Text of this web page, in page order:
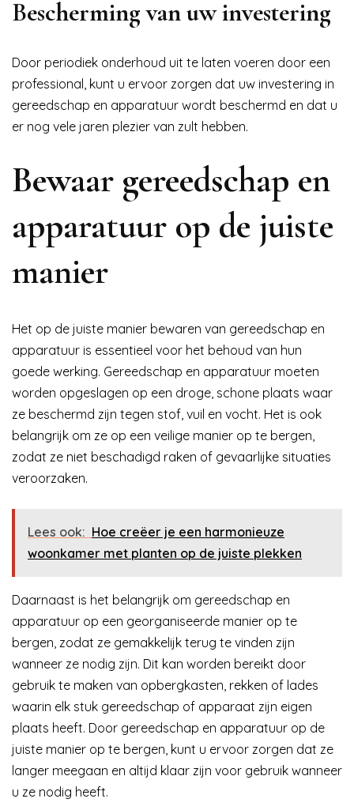
Bescherming van uw investering
Door periodiek onderhoud uit te laten voeren door een
professional, kunt u ervoor zorgen dat uw investering in
gereedschap en apparatuur wordt beschermd en dat u
er nog vele jaren plezier van zult hebben.
Bewaar gereedschap en
apparatuur op de juiste
manier
Het op de juiste manier bewaren van gereedschap en
apparatuur is essentieel voor het behoud van hun
goede werking. Gereedschap en apparatuur moeten
worden opgeslagen op een droge, schone plaats waar
ze beschermd zijn tegen stof, vuil en vocht. Het is ook
belangrijk om ze op een veilige manier op te bergen,
zodat ze niet beschadigd raken of gevaarlijke situaties
veroorzaken.
Lees ook: Hoe creëer je een harmonieuze
woonkamer met planten op de juiste plekken
Daarnaast is het belangrijk om gereedschap en
apparatuur op een georganiseerde manier op te
bergen, zodat ze gemakkelijk terug te vinden zijn
wanneer ze nodig zijn. Dit kan worden bereikt door
gebruik te maken van opbergkasten, rekken of lades
waarin elk stuk gereedschap of apparaat zijn eigen
plaats heeft. Door gereedschap en apparatuur op de
juiste manier op te bergen, kunt u ervoor zorgen dat ze
langer meegaan en altijd klaar zijn voor gebruik wanneer
u ze nodig heeft.